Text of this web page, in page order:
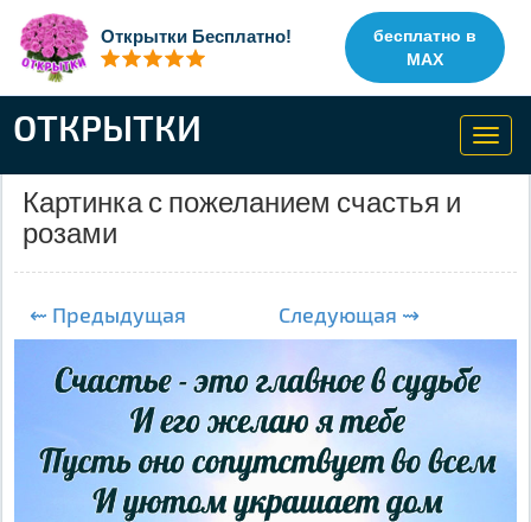
Открытки Бесплатно!
бесплатно в
MAX
ОТКРЫТКИ
Картинка с пожеланием счастья и
розами
⇜ Предыдущая Следующая ⇝